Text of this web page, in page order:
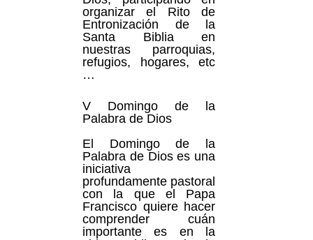
organizar el Rito de
Entronización de la
Santa Biblia en
nuestras parroquias,
refugios, hogares, etc
…
V Domingo de la
Palabra de Dios
El Domingo de la
Palabra de Dios es una
iniciativa
profundamente pastoral
con la que el Papa
Francisco quiere hacer
comprender cuán
importante es en la